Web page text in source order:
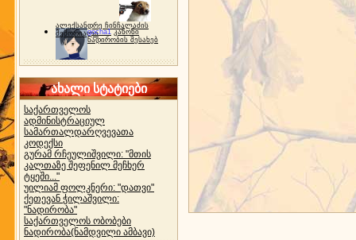
ალექსანდრე ჩინჩალაძის
მემორიალიgocha1 კანონი
ნადირობის შესახებ
ახალი სტატიები
საქართველოს
ადმინისტრაციულ
სამართალდარღვევათა
კოდექსი
გურამ რჩეულიშვილი: "მთის
კალთაზე შეფენილ მეჩხერ
ტყეში..."
უილიამ ფოლკნერი: "დათვი"
ქეთევან ჭილაშვილი:
"ნადირობა"
საქართველოს ობობები
ნადირობა(ნამდვილი ამბავი)